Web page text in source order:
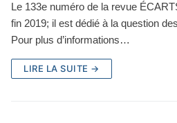
Le 133e numéro de la revue
fin 2019; il est dédié à la question
Pour plus d’informations…
LIRE LA SUITE →